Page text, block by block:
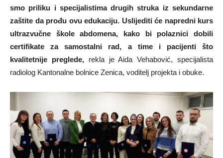
smo priliku i specijalistima drugih struka iz sekundarne
zaštite da prođu ovu edukaciju. Uslijediti će napredni kurs
ultrazvučne škole abdomena, kako bi polaznici dobili
certifikate za samostalni rad, a time i pacijenti što
kvalitetnije preglede, rekla je Aida Vehabović, specijalista
radiolog Kantonalne bolnice Zenica, voditelj projekta i obuke.